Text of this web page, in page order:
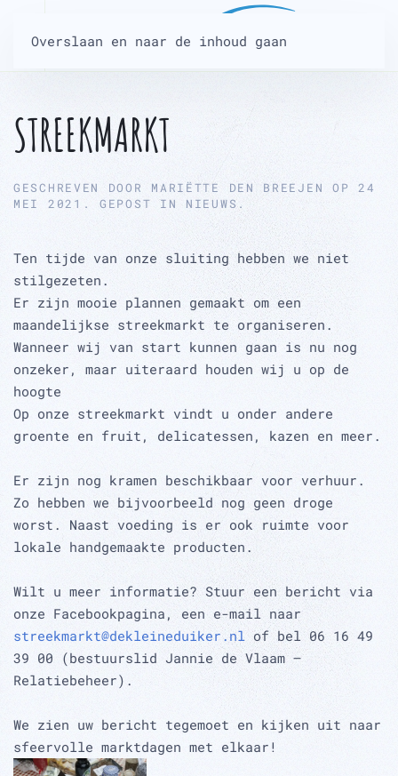
Overslaan en naar de inhoud gaan
STREEKMARKT
GESCHREVEN DOOR MARIËTTE DEN BREEJEN OP24
MEI 2021 . GEPOST IN NIEUWS .
Ten tijde van onze sluiting hebben we niet
stilgezeten.
Er zijn mooie plannen gemaakt om een
maandelijkse streekmarkt te organiseren.
Wanneer wij van start kunnen gaan is nu nog
onzeker, maar uiteraard houden wij u op de
hoogte
Op onze streekmarkt vindt u onder andere
groente en fruit, delicatessen, kazen en meer.
Er zijn nog kramen beschikbaar voor verhuur.
Zo hebben we bijvoorbeeld nog geen droge
worst. Naast voeding is er ook ruimte voor
lokale handgemaakte producten.
Wilt u meer informatie? Stuur een bericht via
onze Facebookpagina, een e-mail naar
streekmarkt@dekleineduiker.nlof bel 06 16 49
39 00 (bestuurslid Jannie de Vlaam –
Relatiebeheer).
We zien uw bericht tegemoet en kijken uit naar
sfeervolle marktdagen met elkaar!